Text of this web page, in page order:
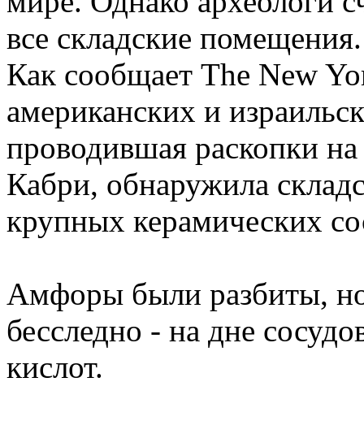
все складские помещения.
Как сообщает The New
американских и
проводившая раскопки
Кабри, обнаружила
крупных керамических
Амфоры были разбиты,
бесследно - на дне
кислот.